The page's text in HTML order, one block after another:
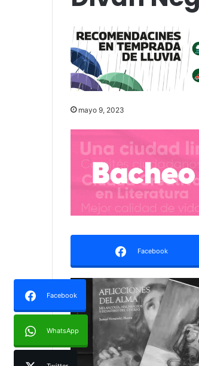
mayo 9, 2023
Facebook
Facebook
WhatsApp